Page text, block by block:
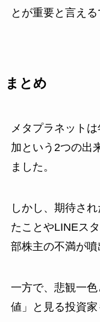
とが重要と言える
まとめ
メタプラネット
加という2つの出
ました。
しかし、期待さ
たことやLINEス
部株主の不満が噴
一方で、悲観一
値」と見る投資家